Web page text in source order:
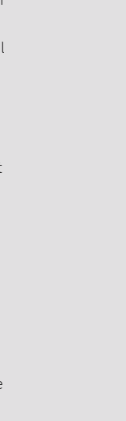
anonym.
wie
anzuzeigen.
Websites